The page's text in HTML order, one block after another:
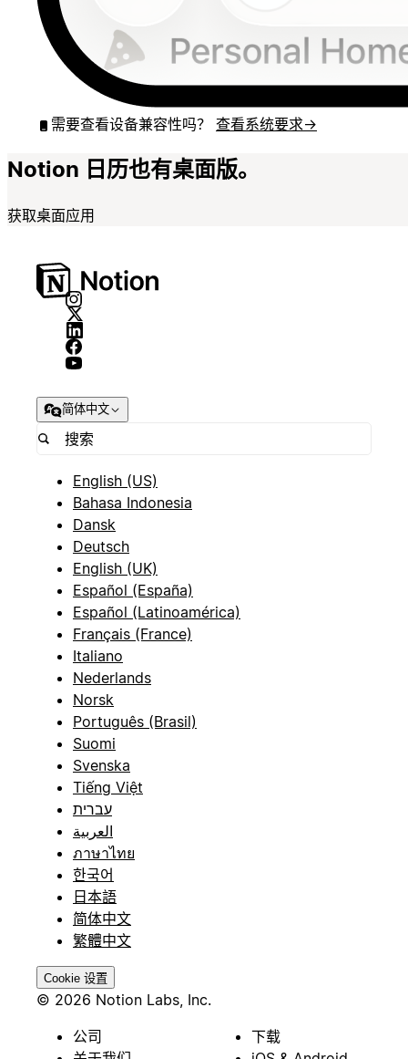
需要查看设备兼容性吗？ 查看系统要求→
Notion 日历也有桌面版。
获取桌面应用
简体中文
English (US)
Bahasa Indonesia
Dansk
Deutsch
English (UK)
Español (España)
Español (Latinoamérica)
Français (France)
Italiano
Nederlands
Norsk
Português (Brasil)
Suomi
Svenska
Tiếng Việt
עברית
العربية
ภาษาไทย
한국어
日本語
简体中文
繁體中文
Cookie 设置
© 2026 Notion Labs, Inc.
公司
下载